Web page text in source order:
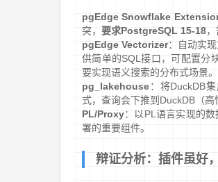
pgEdge Snowflake
突， 要求PostgreSQL 15-18
pgEdge Vectorizer：自动实
供简单的SQL接口，可配置分
要实现语义搜索的分布式场景。
pg_lakehouse：将DuckDB
式，查询会下推到DuckDB（
PL/Proxy：以PL语言实现的
署的重要组件。
辩证分析：插件虽好